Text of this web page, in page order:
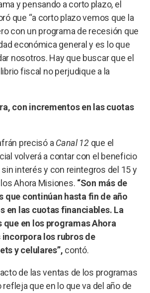
y pensando a corto plazo, el
que “a corto plazo vemos que la
con un programa de recesión que
económica general y es lo que
nosotros. Hay que buscar que el
fiscal no perjudique a la
con incrementos en las cuotas
precisó a Canal 12que el
volverá a contar con el beneficio
interés y con reintegros del 15 y
Ahora Misiones. “Son más de
que continúan hasta fin de año
en las cuotas financiables. La
que en los programas Ahora
incorpora los rubros de
y celulares”, contó.
de las ventas de los programas
refleja que en lo que va del año de